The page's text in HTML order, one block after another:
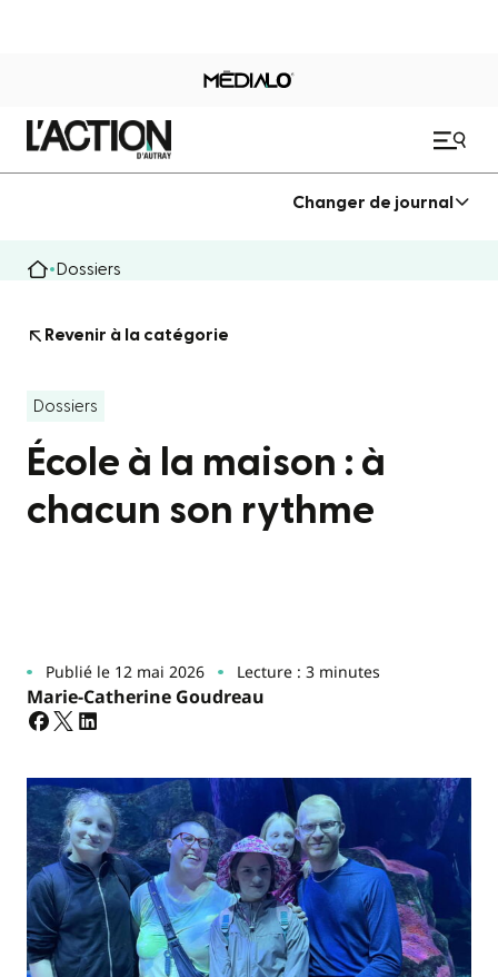
Changer de journal
Dossiers
Revenir à la catégorie
Dossiers
École à la maison : à
chacun son rythme
Publié le 12 mai 2026 Lecture : 3 minutes
Marie-Catherine Goudreau